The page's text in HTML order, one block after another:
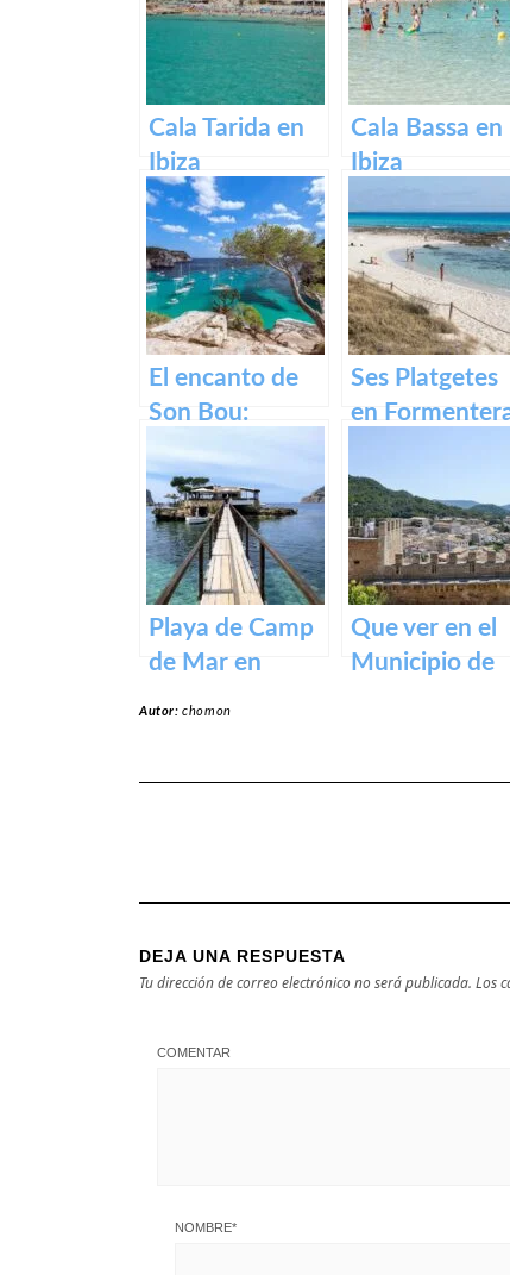
Cala Tarida en
Ibiza
Cala Bassa en
Ibiza
El encanto de
Son Bou:
belleza de
Menorca
Ses Platgetes
en
Playa de Camp
de Mar en
Que ver en el
Municipio de
Autor:chomon
DEJA UNA RESPUESTA
Tu dirección de correo electrónico no será publicada. Los
COMENTAR
NOMBRE*